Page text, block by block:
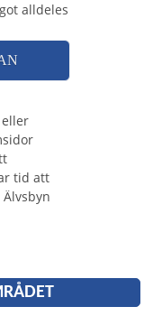
alldeles
tid att